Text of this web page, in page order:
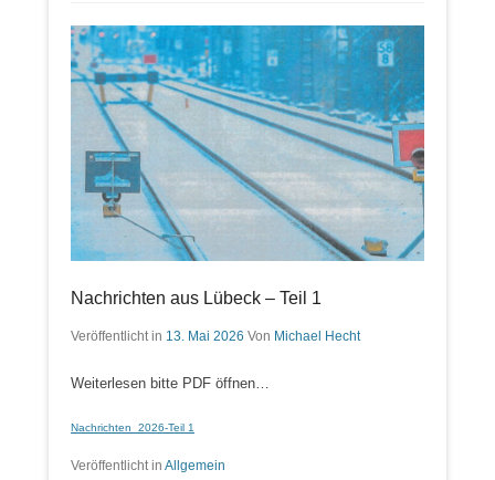
Nachrichten aus Lübeck – Teil 1
Veröffentlicht in 13. Mai 2026 Von Michael Hecht
Weiterlesen bitte PDF öffnen…
Nachrichten_2026-Teil 1
Veröffentlicht in Allgemein